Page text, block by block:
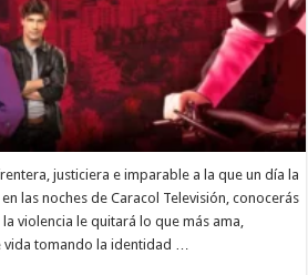
justiciera e imparable a la que un día la
las noches de Caracol Televisión, conocerás
violencia le quitará lo que más ama,
vida tomando la identidad …